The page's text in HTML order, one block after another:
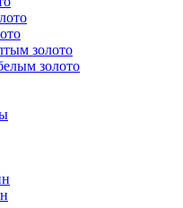
золото
золото